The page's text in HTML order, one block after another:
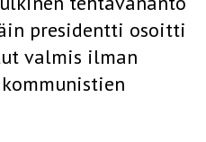
presidentti osoitti
valmis ilman
kommunistien